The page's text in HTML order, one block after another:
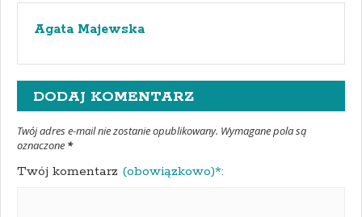
Agata Majewska
DODAJ KOMENTARZ
Twój adres e-mail nie zostanie opublikowany. Wymagane pola są
oznaczone *
Twój komentarz (obowiązkowo)*: